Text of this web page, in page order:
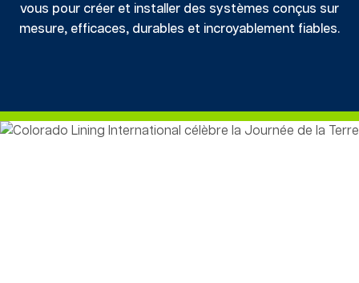
vous pour créer et installer des systèmes conçus sur
mesure, efficaces, durables et incroyablement fiables.